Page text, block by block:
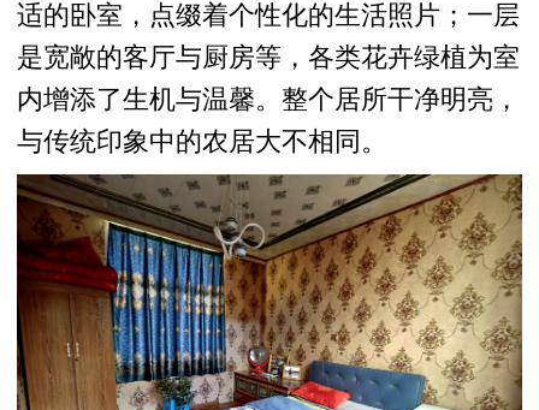
适的卧室，点缀着个性化的生活照片；一层
是宽敞的客厅与厨房等，各类花卉绿植为室
内增添了生机与温馨。整个居所干净明亮，
与传统印象中的农居大不相同。